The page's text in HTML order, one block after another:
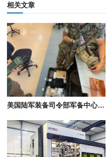
相关文章
美国陆军装备司令部军备中心在“2026年勇敢盾牌”演习中展示远程3D打印电子设备技术